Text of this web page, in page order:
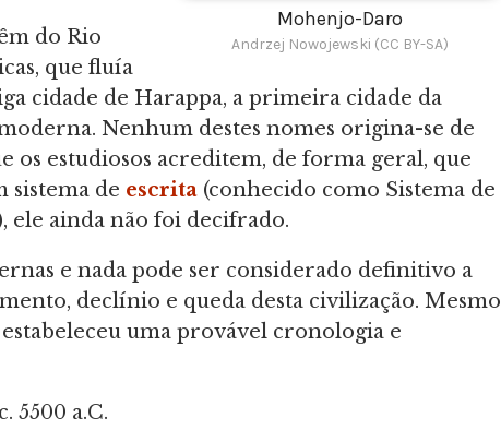
Mohenjo-Daro
Andrzej Nowojewski (CC BY-SA)
do Rio
que fluía
cidade de Harappa, a primeira cidade da
Nenhum destes nomes origina-se de
os estudiosos acreditem, de forma geral, que
sistema de escrita (conhecido como Sistema de
ele ainda não foi decifrado.
e nada pode ser considerado definitivo a
declínio e queda desta civilização. Mesmo
uma provável cronologia e
5500 a.C.